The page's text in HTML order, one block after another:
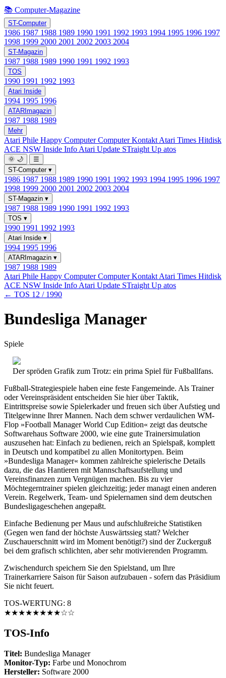
📚 Computer-Magazine
ST-Computer
1986 1987 1988 1989 1990 1991 1992 1993 1994 1995 1996 1997
1998 1999 2000 2001 2002 2003 2004
ST-Magazin
1987 1988 1989 1990 1991 1992 1993
TOS
1990 1991 1992 1993
Atari Inside
1994 1995 1996
ATARImagazin
1987 1988 1989
Mehr
Atari Phile Happy ComputerComputer Kontakt Atari Times Hitdisk
ACE NSW Inside Info Atari Update STraight Up atos
🌞 🌙
☰
ST-Computer ▾
1986 1987 1988 1989 1990 1991 1992 1993 1994 1995 1996 1997
1998 1999 2000 2001 2002 2003 2004
ST-Magazin ▾
1987 1988 1989 1990 1991 1992 1993
TOS ▾
1990 1991 1992 1993
Atari Inside ▾
1994 1995 1996
ATARImagazin ▾
1987 1988 1989
Atari Phile Happy ComputerComputer Kontakt Atari Times Hitdisk
ACE NSW Inside Info Atari Update STraight Up atos
← TOS 12 / 1990
Bundesliga Manager
Spiele
Der spröden Grafik zum Trotz: ein prima Spiel für Fußballfans.
Fußball-Strategiespiele haben eine feste Fangemeinde. Als Trainer
oder Vereinspräsident entscheiden Sie hier über Taktik,
Eintrittspreise sowie Spielerkader und freuen sich über Aufstieg und
Titelgewinne Ihrer Mannen. Nach dem schwer verdaulichen WM-
Flop »Football Manager World Cup Edition« zeigt das deutsche
Softwarehaus Software 2000, wie eine gute Trainersimulation
auszusehen hat: Einfach zu bedienen, reich an Spielspaß, komplett
in Deutsch und kompatibel zu allen Monitortypen. Beim
»Bundesliga Manager« kommen zahlreiche spielerische Details
dazu, die das Hantieren mit Mannschaftsaufstellung und
Vereinsfinanzen zum Vergnügen machen. Bis zu vier
Möchtegerntrainer spielen gleichzeitig; jeder managt einen anderen
Verein. Regelwerk, Team- und Spielernamen sind dem deutschen
Bundesligageschehen angepaßt.
Einfache Bedienung per Maus und aufschlußreiche Statistiken
(Gegen wen fand der höchste Auswärtssieg statt? Welcher
Zuschauerschnitt wird im Moment benötigt?) sind der Zuckerguß
bei dem grafisch schlichten, aber sehr motivierenden Programm.
Zwischendurch speichern Sie den Spielstand, um Ihre
Trainerkarriere Saison für Saison aufzubauen - sofern das Präsidium
Sie nicht feuert.
TOS-WERTUNG: 8
★★★★★★★★☆☆
TOS-Info
Titel: Bundesliga Manager
Monitor-Typ: Farbe und Monochrom
Hersteller: Software 2000